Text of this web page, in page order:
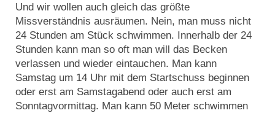
Und wir wollen auch gleich das größte
Missverständnis ausräumen. Nein, man muss nicht
24 Stunden am Stück schwimmen. Innerhalb der 24
Stunden kann man so oft man will das Becken
verlassen und wieder eintauchen. Man kann
Samstag um 14 Uhr mit dem Startschuss beginnen
oder erst am Samstagabend oder auch erst am
Sonntagvormittag. Man kann 50 Meter schwimmen